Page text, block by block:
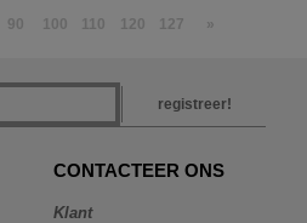
90 100 110 120 127 »
registreer!
CONTACTEER ONS
Klant